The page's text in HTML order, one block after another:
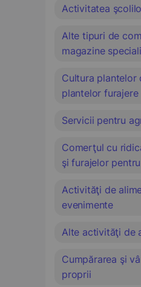
Activitatea
Alte tipuri de
magazine
Cultura plantelor
plantelor furajere
Servicii pentru
Comerţul cu
şi furajelor
Activităţi de
evenimente
Alte activităţi de
Cumpărarea şi
proprii